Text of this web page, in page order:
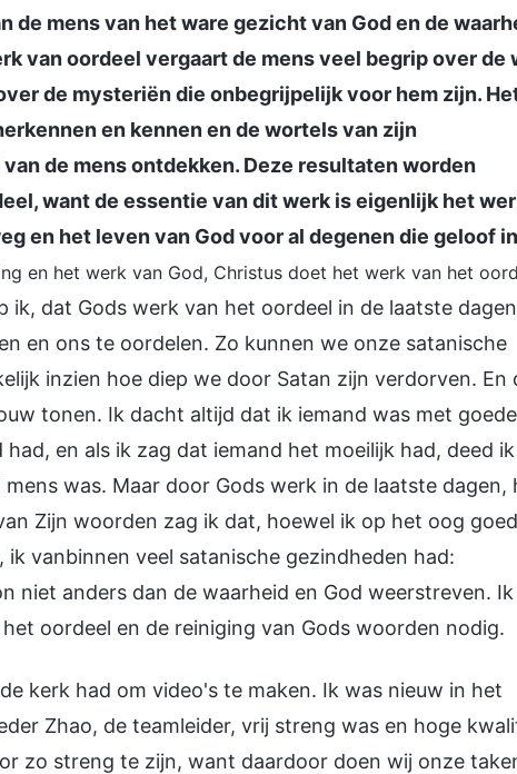
mens van het ware gezicht van God en de
van oordeel vergaart de mens veel begrip over de
de mysteriën die onbegrijpelijk voor hem zijn.
en kennen en de wortels van zijn
de mens ontdekken. Deze resultaten worden
want de essentie van dit werk is eigenlijk het
en het leven van God voor al degenen die geloof in
en het werk van God, Christus doet het werk van het
ik, dat Gods werk van het oordeel in de laatste dagen
en ons te oordelen. Zo kunnen we onze satanische
inzien hoe diep we door Satan zijn verdorven. En
tonen. Ik dacht altijd dat ik iemand was met goede
en als ik zag dat iemand het moeilijk had, deed ik
was. Maar door Gods werk in de laatste dagen,
Zijn woorden zag ik dat, hoewel ik op het oog goed
vanbinnen veel satanische gezindheden had:
niet anders dan de waarheid en God weerstreven.
oordeel en de reiniging van Gods woorden nodig.
kerk had om video's te maken. Ik was nieuw in het
Zhao, de teamleider, vrij streng was en hoge
zo streng te zijn, want daardoor doen wij onze